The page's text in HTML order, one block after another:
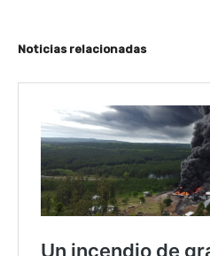
Noticias relacionadas